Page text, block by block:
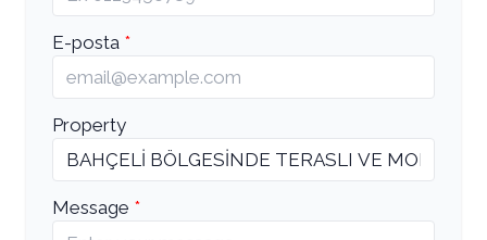
E-posta
Property
Message